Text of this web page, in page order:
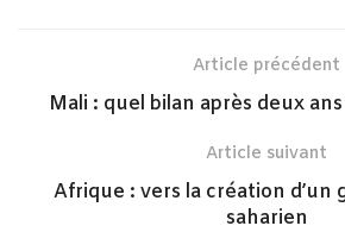
Article précédent
Mali : quel bilan après deux
Article suivant
Afrique : vers la création d’un
saharien